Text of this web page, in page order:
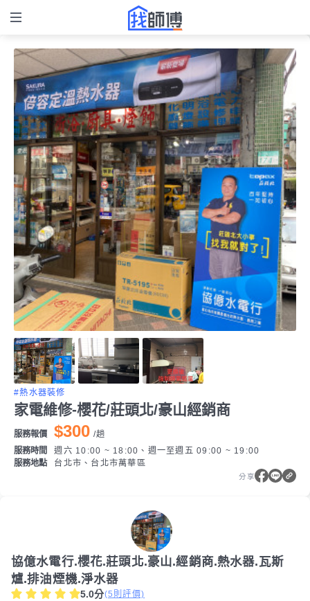
#熱水器裝修
家電維修-櫻花/莊頭北/豪山經銷商
服務報價 $300 /趟
服務時間
週六 10:00 ~ 18:00、週一至週五 09:00 ~ 19:00
服務地點
台北市、台北市萬華區
分享
協億水電行.櫻花.莊頭北.豪山.經銷商.熱水器.瓦斯
爐.排油煙機.淨水器
5.0分(5 則評價)